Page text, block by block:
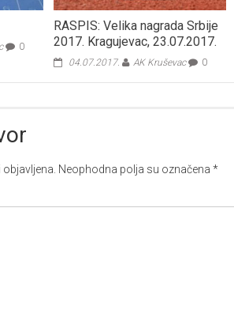
0
RASPIS: Velika nagrada Srbije
2017. Kragujevac, 23.07.2017.
04.07.2017. AK Kruševac 0
Neophodna polja su označena *